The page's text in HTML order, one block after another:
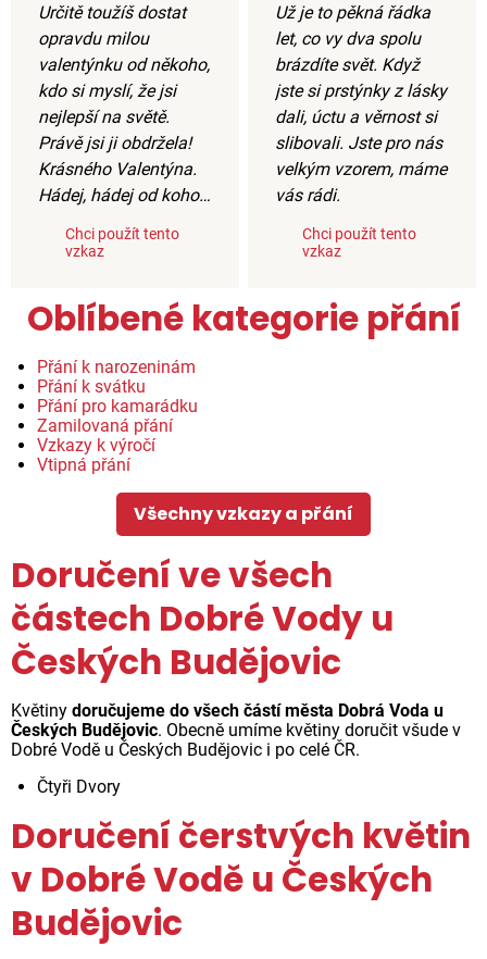
Určitě toužíš dostat
opravdu milou
valentýnku od někoho,
kdo si myslí, že jsi
nejlepší na světě.
Právě jsi ji obdržela!
Krásného Valentýna.
Hádej, hádej od koho…
Chci použít tento
vzkaz
Už je to pěkná řádka
let, co vy dva spolu
brázdíte svět. Když
jste si prstýnky z lásky
dali, úctu a věrnost si
slibovali. Jste pro nás
velkým vzorem, máme
vás rádi.
Chci použít tento
vzkaz
Oblíbené kategorie přání
Přání k narozeninám
Přání k svátku
Přání pro kamarádku
Zamilovaná přání
Vzkazy k výročí
Vtipná přání
Všechny vzkazy a přání
Doručení ve všech
částech Dobré Vody u
Českých Budějovic
Květiny doručujeme do všech částí města Dobrá Voda u
Českých Budějovic. Obecně umíme květiny doručit všude v
Dobré Vodě u Českých Budějovic i po celé ČR.
Čtyři Dvory
Doručení čerstvých květin
v Dobré Vodě u Českých
Budějovic